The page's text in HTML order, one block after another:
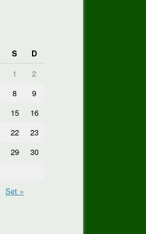
S
D
1
2
8
9
15
16
22
23
29
30
Set »